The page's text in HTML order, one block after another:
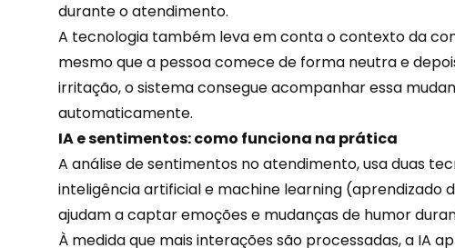
durante o atendimento.
A tecnologia também leva em conta o contexto da
mesmo que a pessoa comece de forma neutra e
irritação, o sistema consegue acompanhar essa
automaticamente.
IA e sentimentos: como funciona na prática
A análise de sentimentos no atendimento, usa duas
inteligência artificial e machine learning (aprendizado
ajudam acaptar emoçõese mudanças de humor
À medida que mais interações são processadas, a IA